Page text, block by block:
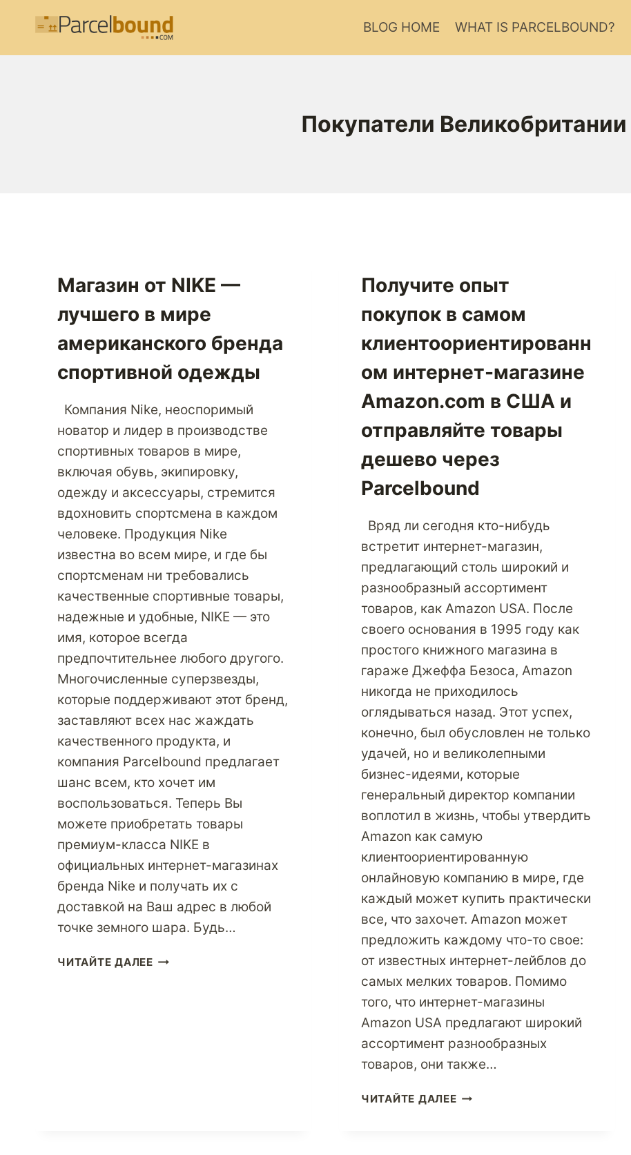
BLOG HOME WHAT IS PARCELBOUND?
Покупатели Великобритании
Магазин от NIKE —
лучшего в мире
американского бренда
спортивной одежды
Компания Nike, неоспоримый
новатор и лидер в производстве
спортивных товаров в мире,
включая обувь, экипировку,
одежду и аксессуары, стремится
вдохновить спортсмена в каждом
человеке. Продукция Nike
известна во всем мире, и где бы
спортсменам ни требовались
качественные спортивные товары,
надежные и удобные, NIKE — это
имя, которое всегда
предпочтительнее любого другого.
Многочисленные суперзвезды,
которые поддерживают этот бренд,
заставляют всех нас жаждать
качественного продукта, и
компания Parcelbound предлагает
шанс всем, кто хочет им
воспользоваться. Теперь Вы
можете приобретать товары
премиум-класса NIKE в
официальных интернет-магазинах
бренда Nike и получать их с
доставкой на Ваш адрес в любой
точке земного шара. Будь…
ЧИТАЙТЕ ДАЛЕЕМАГАЗИН
Получите опыт
покупок в самом
клиентоориентированн
ом интернет-магазине
Amazon.com в США и
отправляйте товары
дешево через
Parcelbound
Вряд ли сегодня кто-нибудь
встретит интернет-магазин,
предлагающий столь широкий и
разнообразный ассортимент
товаров, как Amazon USA. После
своего основания в 1995 году как
простого книжного магазина в
гараже Джеффа Безоса, Amazon
никогда не приходилось
оглядываться назад. Этот успех,
конечно, был обусловлен не только
удачей, но и великолепными
бизнес-идеями, которые
генеральный директор компании
воплотил в жизнь, чтобы утвердить
Amazon как самую
клиентоориентированную
онлайновую компанию в мире, где
каждый может купить практически
все, что захочет. Amazon может
предложить каждому что-то свое:
от известных интернет-лейблов до
самых мелких товаров. Помимо
того, что интернет-магазины
Amazon USA предлагают широкий
ассортимент разнообразных
товаров, они также…
ЧИТАЙТЕ ДАЛЕЕПОЛУЧИТЕ